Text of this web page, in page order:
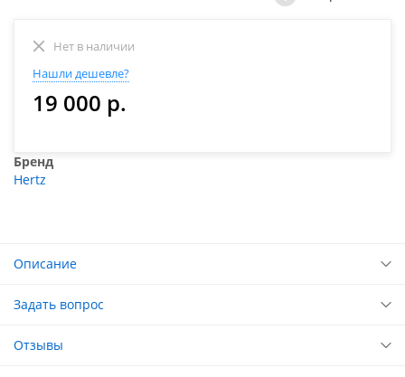
Нет в наличии
Нашли дешевле?
19 000 р.
Бренд
Hertz
Описание
Задать вопрос
Отзывы